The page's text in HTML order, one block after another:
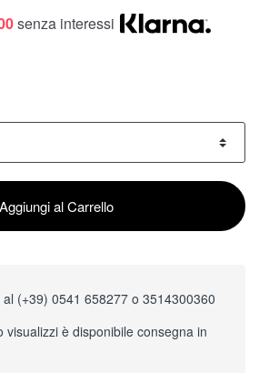
senza interessi
Aggiungi al Carrello
(+39) 0541 658277 o 3514300360
visualizzi è disponibile consegna in